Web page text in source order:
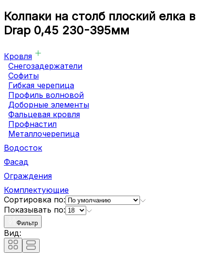
Колпаки на столб плоский елка в
Drap 0,45 230-395мм
Кровля
Снегозадержатели
Софиты
Гибкая черепица
Профиль волновой
Доборные элементы
Фальцевая кровля
Профнастил
Металлочерепица
Водосток
Фасад
Ограждения
Комплектующие
Сортировка по:
Показывать по:
Фильтр
Вид: